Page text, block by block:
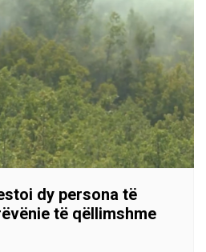
dy persona të
të qëllimshme